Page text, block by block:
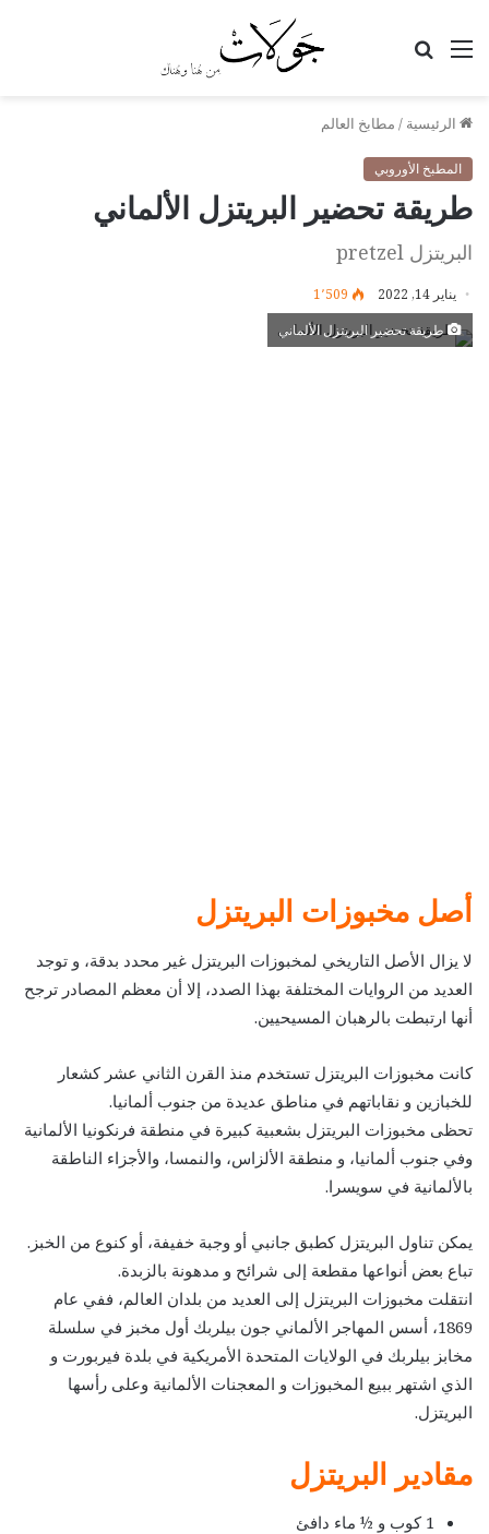
القائمة
الرئيسية / مطابخ العالم
المطبخ الأوروبي
طريقة تحضير البريتزل الألماني
البريتزل pretzel
يناير 14, 2022 1٬509
طريقة تحضير البريتزل الألماني
أصل مخبوزات البريتزل
لا يزال الأصل التاريخي لمخبوزات البريتزل غير محدد بدقة، و توجد
العديد من الروايات المختلفة بهذا الصدد، إلا أن معظم المصادر ترجح
أنها ارتبطت بالرهبان المسيحيين.
كانت مخبوزات البريتزل تستخدم منذ القرن الثاني عشر كشعار
للخبازين و نقاباتهم في مناطق عديدة من جنوب ألمانيا.
تحظى مخبوزات البريتزل بشعبية كبيرة في منطقة فرنكونيا الألمانية
وفي جنوب ألمانيا، و منطقة الألزاس، والنمسا، والأجزاء الناطقة
بالألمانية في سويسرا.
يمكن تناول البريتزل كطبق جانبي أو وجبة خفيفة، أو كنوع من الخبز.
تباع بعض أنواعها مقطعة إلى شرائح و مدهونة بالزبدة.
انتقلت مخبوزات البريتزل إلى العديد من بلدان العالم، ففي عام
1869، أسس المهاجر الألماني جون بيلربك أول مخبز في سلسلة
مخابز بيلربك في الولايات المتحدة الأمريكية في بلدة فيربورت و
الذي اشتهر ببيع المخبوزات و المعجنات الألمانية وعلى رأسها
البريتزل.
مقادير البريتزل
1 كوب و ½ ماء دافئ